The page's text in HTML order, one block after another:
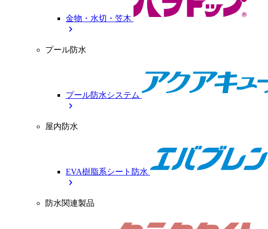
金物・水切・笠木
chevron_right
プール防水
プール防水システム
chevron_right
屋内防水
EVA樹脂系シート防水
chevron_right
防水関連製品